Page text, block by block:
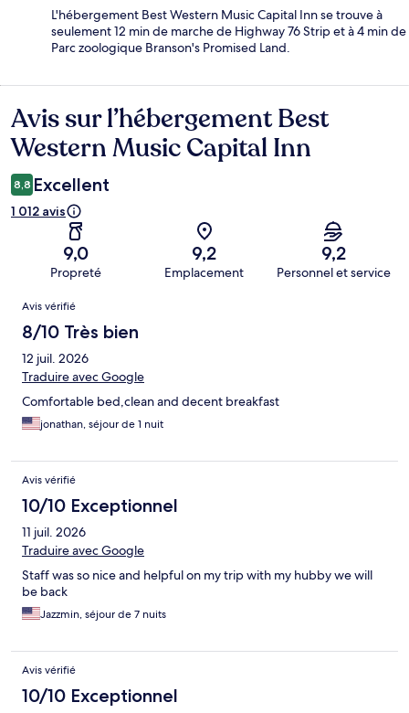
L'hébergement Best Western Music Capital Inn se trouve à
seulement 12 min de marche de Highway 76 Strip et à 4 min de
Parc zoologique Branson's Promised Land.
Avis
Avis sur l’hébergement Best
Western Music Capital Inn
8,8 Excellent
1 012 avis
9,0
Propreté
9,2
Emplacement
9,2
Personnel et service
Avis
Avis vérifié
8/10 Très bien
12 juil. 2026
Traduire avec Google
Comfortable bed,clean and decent breakfast
jonathan, séjour de 1 nuit
Avis vérifié
10/10 Exceptionnel
11 juil. 2026
Traduire avec Google
Staff was so nice and helpful on my trip with my hubby we will
be back
Jazzmin, séjour de 7 nuits
Avis vérifié
10/10 Exceptionnel